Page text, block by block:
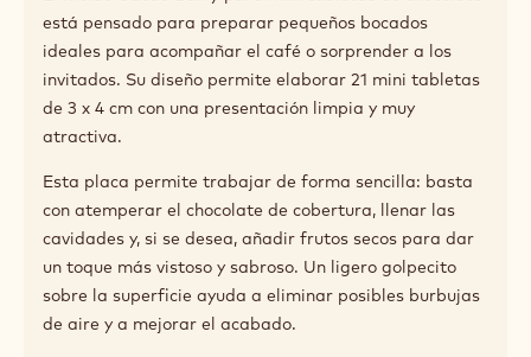
está pensado para preparar pequeños bocados
ideales para acompañar el café o sorprender a los
invitados. Su diseño permite elaborar 21 mini tabletas
de 3 x 4 cm con una presentación limpia y muy
atractiva.
Esta placa permite trabajar de forma sencilla: basta
con atemperar el chocolate de cobertura, llenar las
cavidades y, si se desea, añadir frutos secos para dar
un toque más vistoso y sabroso. Un ligero golpecito
sobre la superficie ayuda a eliminar posibles burbujas
de aire y a mejorar el acabado.